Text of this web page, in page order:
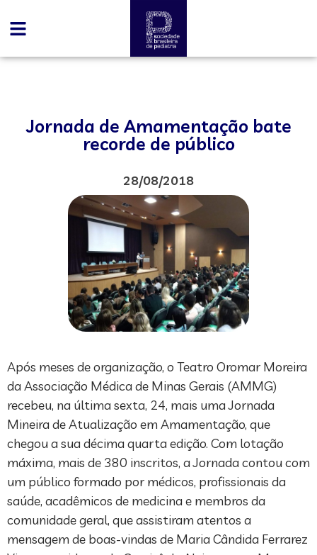
Jornada de Amamentação bate
recorde de público
28/08/2018
Após meses de organização, o Teatro Oromar Moreira
da Associação Médica de Minas Gerais (AMMG)
recebeu, na última sexta, 24, mais uma Jornada
Mineira de Atualização em Amamentação, que
chegou a sua décima quarta edição. Com lotação
máxima, mais de 380 inscritos, a Jornada contou com
um público formado por médicos, profissionais da
saúde, acadêmicos de medicina e membros da
comunidade geral, que assistiram atentos a
mensagem de boas-vindas de Maria Cândida Ferrarez